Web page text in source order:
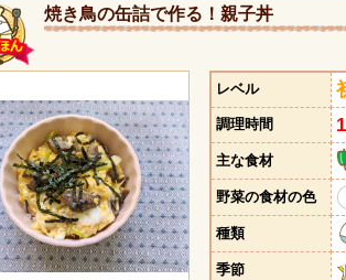
焼き鳥の缶詰で作る！親子丼
レベル
調理時間
主な食材
野菜の食材の色
種類
季節